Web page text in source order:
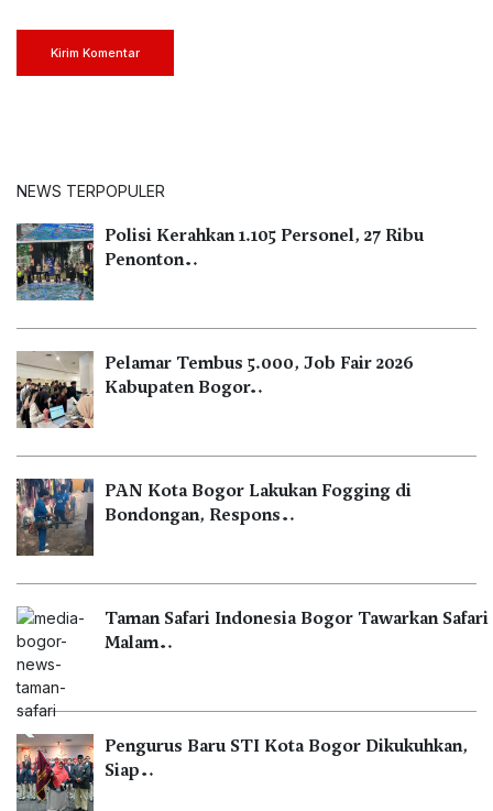
Kirim Komentar
NEWS TERPOPULER
Polisi Kerahkan 1.105 Personel, 27 Ribu
Penonton…
Pelamar Tembus 5.000, Job Fair 2026
Kabupaten Bogor…
PAN Kota Bogor Lakukan Fogging di
Bondongan, Respons…
Taman Safari Indonesia Bogor Tawarkan Safari
Malam…
Pengurus Baru STI Kota Bogor Dikukuhkan,
Siap…